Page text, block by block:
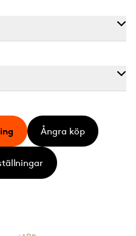
Ångra köp